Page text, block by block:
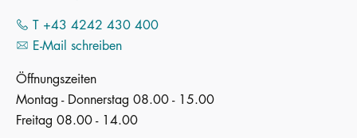
T +43 4242 430 400
E-Mail schreiben
Öffnungszeiten
Montag - Donnerstag 08.00 - 15.00
Freitag 08.00 - 14.00